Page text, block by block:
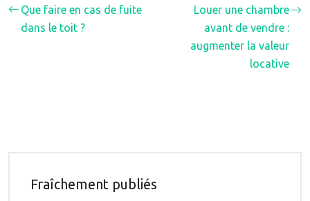
Que faire en cas de fuite
dans le toit ?
Louer une chambre
avant de vendre :
augmenter la valeur
locative
Fraîchement publiés